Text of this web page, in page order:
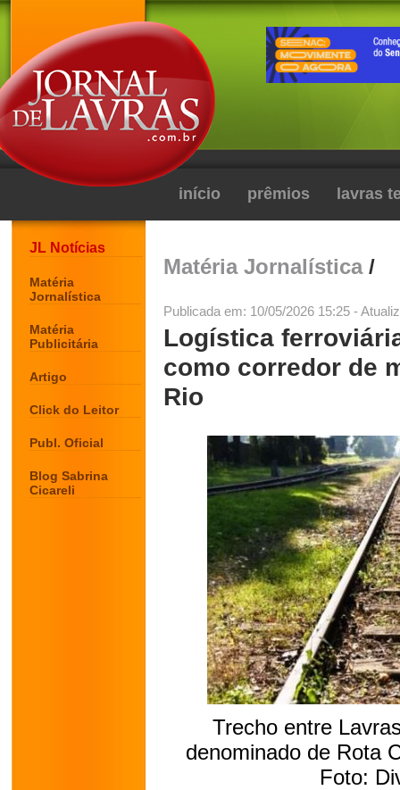
início prêmios lavras
JL Notícias
Matéria
Jornalística
Matéria
Publicitária
Artigo
Click do Leitor
Publ. Oficial
Blog Sabrina
Cicareli
Matéria Jornalística/
Publicada em: 10/05/2026 15:25 -
Logística
como corredor de
Rio
Trecho entre
denominado de Rota
Foto: